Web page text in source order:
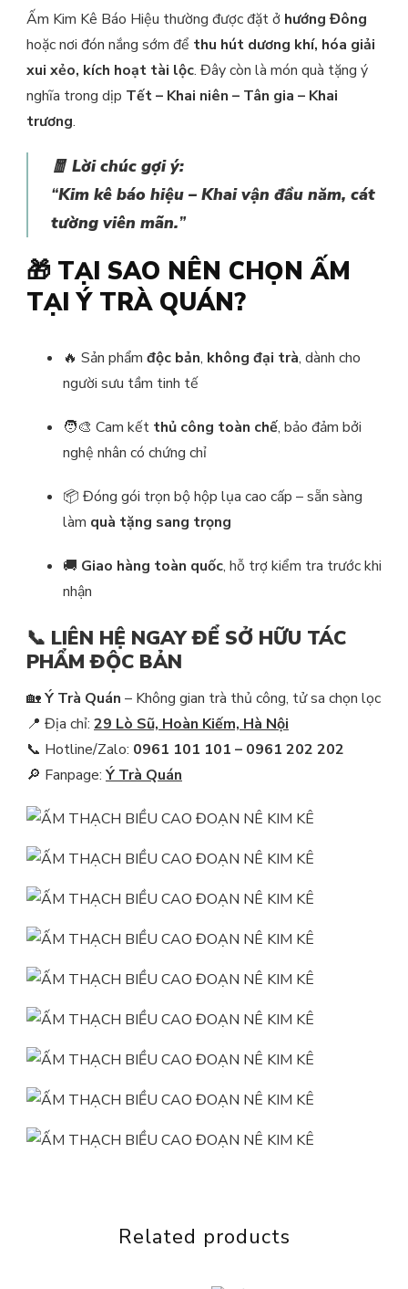
Ấm Kim Kê Báo Hiệu thường được đặt ở hướng Đông
hoặc nơi đón nắng sớm để thu hút dương khí, hóa giải
xui xẻo, kích hoạt tài lộc. Đây còn là món quà tặng ý
nghĩa trong dịp Tết – Khai niên – Tân gia – Khai
trương.
🧧 Lời chúc gợi ý:
“Kim kê báo hiệu – Khai vận đầu năm, cát
tường viên mãn.”
🎁 TẠI SAO NÊN CHỌN ẤM
TẠI Ý TRÀ QUÁN?
🔥 Sản phẩm độc bản, không đại trà, dành cho
người sưu tầm tinh tế
🧑‍🎨 Cam kết thủ công toàn chế, bảo đảm bởi
nghệ nhân có chứng chỉ
📦 Đóng gói trọn bộ hộp lụa cao cấp – sẵn sàng
làm quà tặng sang trọng
🚚 Giao hàng toàn quốc, hỗ trợ kiểm tra trước khi
nhận
📞 LIÊN HỆ NGAY ĐỂ SỞ HỮU TÁC
PHẨM ĐỘC BẢN
🏡Ý Trà Quán – Không gian trà thủ công, tử sa chọn lọc
📍 Địa chỉ: 29 Lò Sũ, Hoàn Kiếm, Hà Nội
📞 Hotline/Zalo: 0961 101 101 – 0961 202 202
🔎 Fanpage: Ý Trà Quán
Related products